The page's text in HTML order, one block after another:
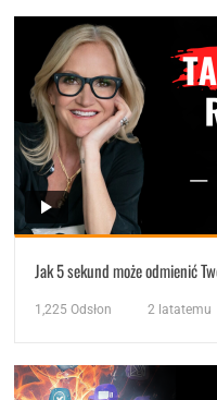
Jak 5 sekund może odmienić
1,225 Odsłon 2 latatemu